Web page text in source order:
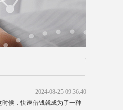
2024-08-25 09:36:40
候，快速借钱就成为了一种